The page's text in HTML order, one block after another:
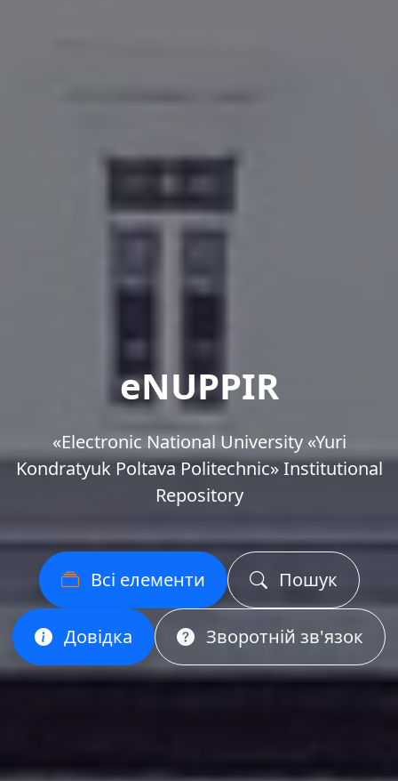
eNUPPIR
«Еlectronic National University «Yuri
Kondratyuk Poltava Politechnic» Institutional
Repository
Всі елементи Пошук
Довідка Зворотній зв'язок